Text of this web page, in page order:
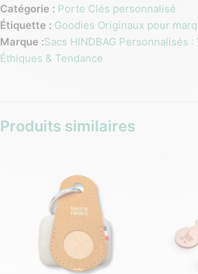
Catégorie : Porte Clés personnalisé
Étiquette : Goodies Originaux pour
Marque :Sacs HINDBAG Personnalisés
Éthiques & Tendance
Produits similaires